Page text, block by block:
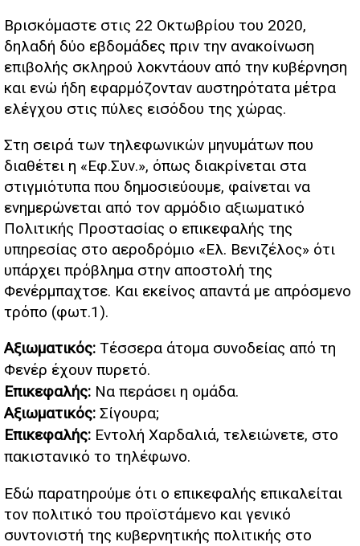
Βρισκόμαστε στις 22 Οκτωβρίου του 2020,
δηλαδή δύο εβδομάδες πριν την ανακοίνωση
επιβολής σκληρού λοκντάουν από την κυβέρνηση
και ενώ ήδη εφαρμόζονταν αυστηρότατα μέτρα
ελέγχου στις πύλες εισόδου της χώρας.
Στη σειρά των τηλεφωνικών μηνυμάτων που
διαθέτει η «Εφ.Συν.», όπως διακρίνεται στα
στιγμιότυπα που δημοσιεύουμε, φαίνεται να
ενημερώνεται από τον αρμόδιο αξιωματικό
Πολιτικής Προστασίας ο επικεφαλής της
υπηρεσίας στο αεροδρόμιο «Ελ. Βενιζέλος» ότι
υπάρχει πρόβλημα στην αποστολή της
Φενέρμπαχτσε. Και εκείνος απαντά με απρόσμενο
τρόπο (φωτ.1).
Αξιωματικός: Τέσσερα άτομα συνοδείας από τη
Φενέρ έχουν πυρετό.
Επικεφαλής: Να περάσει η ομάδα.
Αξιωματικός: Σίγουρα;
Επικεφαλής: Εντολή Χαρδαλιά, τελειώνετε, στο
πακιστανικό το τηλέφωνο.
Εδώ παρατηρούμε ότι ο επικεφαλής επικαλείται
τον πολιτικό του προϊστάμενο και γενικό
συντονιστή της κυβερνητικής πολιτικής στο